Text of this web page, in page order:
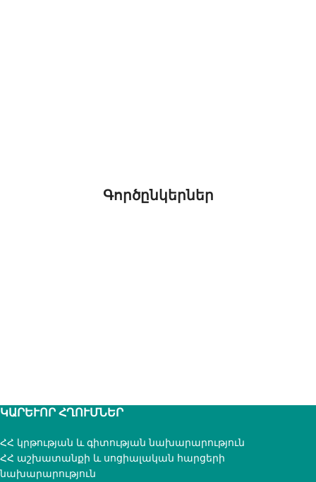
Գործընկերներ
ԿԱՐԵՒՈՐ ՀՂՈՒՄՆԵՐ
ՀՀ կրթության և գիտության նախարարություն
ՀՀ աշխատանքի և սոցիալական հարցերի
նախարարություն